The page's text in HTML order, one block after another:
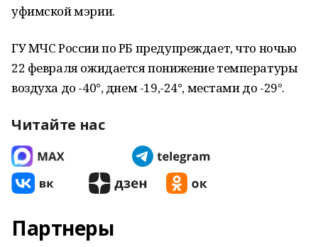
уфимской мэрии.
ГУ МЧС России по РБ предупреждает, что ночью
22 февраля ожидается понижение температуры
воздуха до -40°, днем -19,-24°, местами до -29°.
Читайте нас
Партнеры